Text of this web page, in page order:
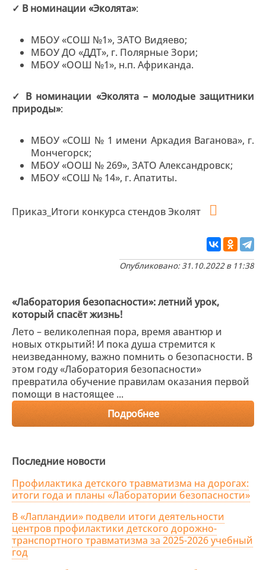
✓ В номинации «Эколята»:
МБОУ «СОШ №1», ЗАТО Видяево;
МБОУ ДО «ДДТ», г. Полярные Зори;
МБОУ «ООШ №1», н.п. Африканда.
✓ В номинации «Эколята – молодые защитники
природы»:
МБОУ «СОШ № 1 имени Аркадия Ваганова», г.
Мончегорск;
МБОУ «ООШ № 269», ЗАТО Александровск;
МБОУ «СОШ № 14», г. Апатиты.
Приказ_Итоги конкурса стендов Эколят
Опубликовано: 31.10.2022 в 11:38
«Лаборатория безопасности»: летний урок,
который спасёт жизнь!
Лето – великолепная пора, время авантюр и
новых открытий! И пока душа стремится к
неизведанному, важно помнить о безопасности. В
этом году «Лаборатория безопасности»
превратила обучение правилам оказания первой
помощи в настоящее ...
Подробнее
Последние новости
Профилактика детского травматизма на дорогах:
итоги года и планы «Лаборатории безопасности»
В «Лапландии» подвели итоги деятельности
центров профилактики детского дорожно-
транспортного травматизма за 2025-2026 учебный
год